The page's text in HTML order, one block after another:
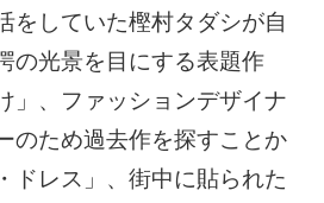
をしていた樫村タダシが自
の光景を目にする表題作
」、ファッションデザイナ
のため過去作を探すことか
ドレス」、街中に貼られた